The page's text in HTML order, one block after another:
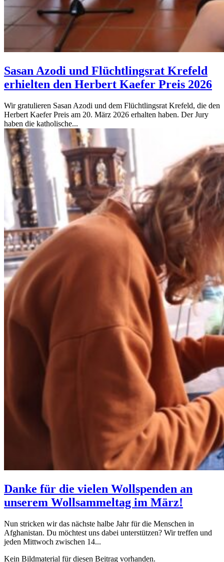
Sasan Azodi und Flüchtlingsrat Krefeld
erhielten den Herbert Kaefer Preis 2026
Wir gratulieren Sasan Azodi und dem Flüchtlingsrat Krefeld, die den
Herbert Kaefer Preis am 20. März 2026 erhalten haben. Der Jury
haben die katholische...
Danke für die vielen Wollspenden an
unserem Wollsammeltag im März!
Nun stricken wir das nächste halbe Jahr für die Menschen in
Afghanistan. Du möchtest uns dabei unterstützen? Wir treffen und
jeden Mittwoch zwischen 14...
Kein Bildmaterial für diesen Beitrag vorhanden.